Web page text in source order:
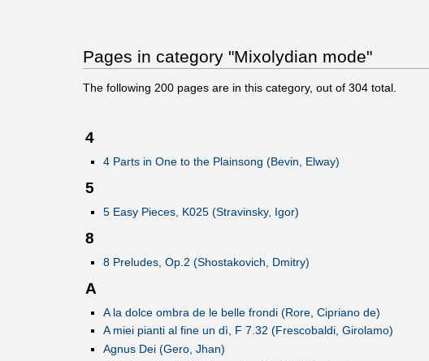
Pages in category "Mixolydian mode"
The following 200 pages are in this category, out of 304 total.
4
4 Parts in One to the Plainsong (Bevin, Elway)
5
5 Easy Pieces, K025 (Stravinsky, Igor)
8
8 Preludes, Op.2 (Shostakovich, Dmitry)
A
A la dolce ombra de le belle frondi (Rore, Cipriano de)
A miei pianti al fine un dì, F 7.32 (Frescobaldi, Girolamo)
Agnus Dei (Gero, Jhan)